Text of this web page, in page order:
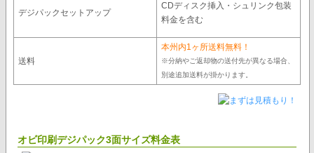
デジパックセットアップ
CDディスク挿入・シュリンク包装
料金を含む
送料
本州内1ヶ所送料無料！
※分納やご返却物の送付先が異なる場合、
別途追加送料が掛かります。
オビ印刷デジパック3面サイズ料金表